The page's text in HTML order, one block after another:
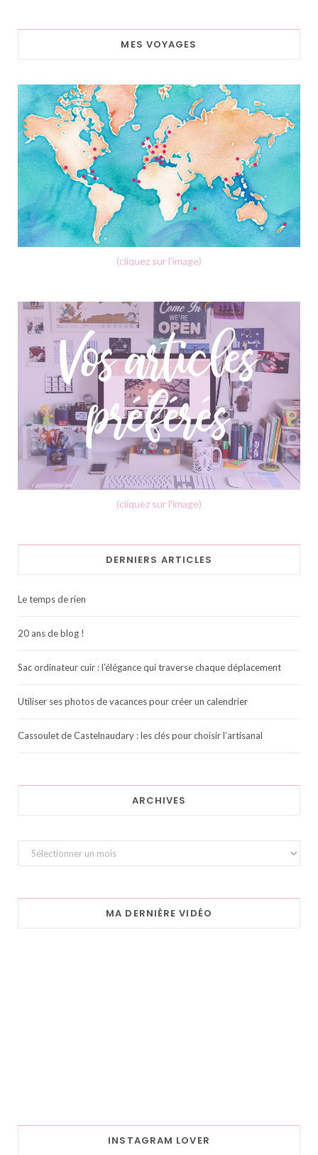
MES VOYAGES
(cliquez sur l'image)
(cliquez sur l'image)
DERNIERS ARTICLES
Le temps de rien
20 ans de blog !
Sac ordinateur cuir : l’élégance qui traverse chaque déplacement
Utiliser ses photos de vacances pour créer un calendrier
Cassoulet de Castelnaudary : les clés pour choisir l’artisanal
ARCHIVES
Archives
MA DERNIÈRE VIDÉO
INSTAGRAM LOVER